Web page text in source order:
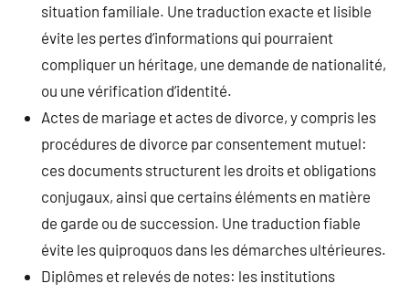
situation familiale. Une traduction exacte et lisible
évite les pertes d’informations qui pourraient
compliquer un héritage, une demande de nationalité,
ou une vérification d’identité.
Actes de mariage et actes de divorce, y compris les
procédures de divorce par consentement mutuel:
ces documents structurent les droits et obligations
conjugaux, ainsi que certains éléments en matière
de garde ou de succession. Une traduction fiable
évite les quiproquos dans les démarches ultérieures.
Diplômes et relevés de notes: les institutions